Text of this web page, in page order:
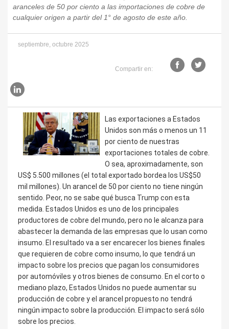
aranceles de 50 por ciento a las importaciones de cobre de
cualquier origen a partir del 1° de agosto de este año.
septiembre, octubre 2025
Compartir en:
Las exportaciones a Estados
Unidos son más o menos un 11
por ciento de nuestras
exportaciones totales de cobre.
O sea, aproximadamente, son
US$ 5.500 millones (el total exportado bordea los US$50
mil millones). Un arancel de 50 por ciento no tiene ningún
sentido. Peor, no se sabe qué busca Trump con esta
medida. Estados Unidos es uno de los principales
productores de cobre del mundo, pero no le alcanza para
abastecer la demanda de las empresas que lo usan como
insumo. El resultado va a ser encarecer los bienes finales
que requieren de cobre como insumo, lo que tendrá un
impacto sobre los precios que pagan los consumidores
por automóviles y otros bienes de consumo. En el corto o
mediano plazo, Estados Unidos no puede aumentar su
producción de cobre y el arancel propuesto no tendrá
ningún impacto sobre la producción. El impacto será sólo
sobre los precios.